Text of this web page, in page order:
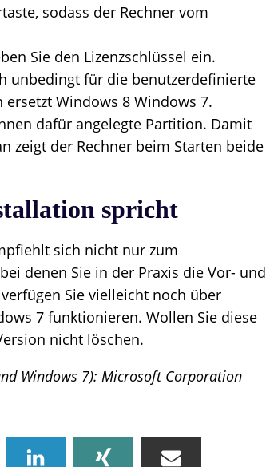
sodass der Rechner vom
Sie den Lizenzschlüssel ein.
unbedingt für die benutzerdefinierte
Windows 8 Windows 7.
dafür angelegte Partition. Damit
zeigt der Rechner beim Starten beide
spricht
sich nicht nur zum
denen Sie in der Praxis die Vor- und
Sie vielleicht noch über
7 funktionieren. Wollen Sie diese
nicht löschen.
Windows 7): Microsoft Corporation